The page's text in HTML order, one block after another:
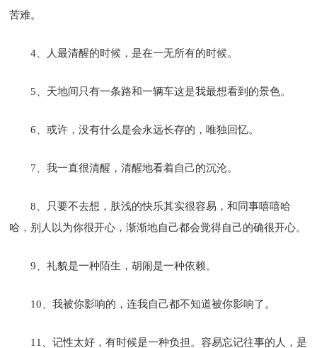
苦难。
4、人最清醒的时候，是在一无所有的时候。
5、天地间只有一条路和一辆车这是我最想看到的景色。
6、或许，没有什么是会永远长存的，唯独回忆。
7、我一直很清醒，清醒地看着自己的沉沦。
8、只要不去想，肤浅的快乐其实很容易，和同事嘻嘻哈
哈，别人以为你很开心，渐渐地自己都会觉得自己的确很开心。
9、礼貌是一种陌生，胡闹是一种依赖。
10、我被你影响的，连我自己都不知道被你影响了。
11、记性太好，有时候是一种负担。容易忘记往事的人，是